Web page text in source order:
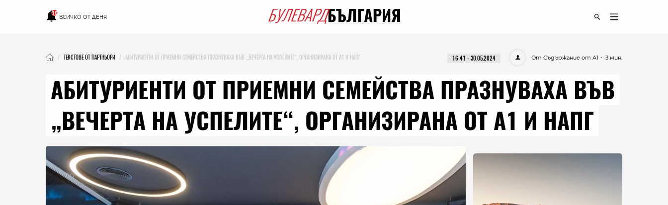
10
ВСИЧКО ОТ ДЕНЯ
ТЕКСТОВЕ ОТ ПАРТНЬОРИ АБИТУРИЕНТИ ОТ ПРИЕМНИ СЕМЕЙСТВА ПРАЗНУВАХА ВЪВ „ВЕЧЕРТА НА УСПЕЛИТЕ“, ОРГАНИЗИРАНА ОТ А1 И НАПГ ・ 3 мин.
От Съдържание от А1
16:41 - 30.05.2024
АБИТУРИЕНТИ ОТ ПРИЕМНИ СЕМЕЙСТВА ПРАЗНУВАХА ВЪВ
„ВЕЧЕРТА НА УСПЕЛИТЕ“, ОРГАНИЗИРАНА ОТ А1 И НАПГ